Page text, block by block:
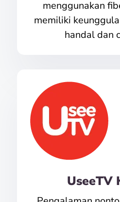
menggunakan
memiliki
handal dan
UseeTV